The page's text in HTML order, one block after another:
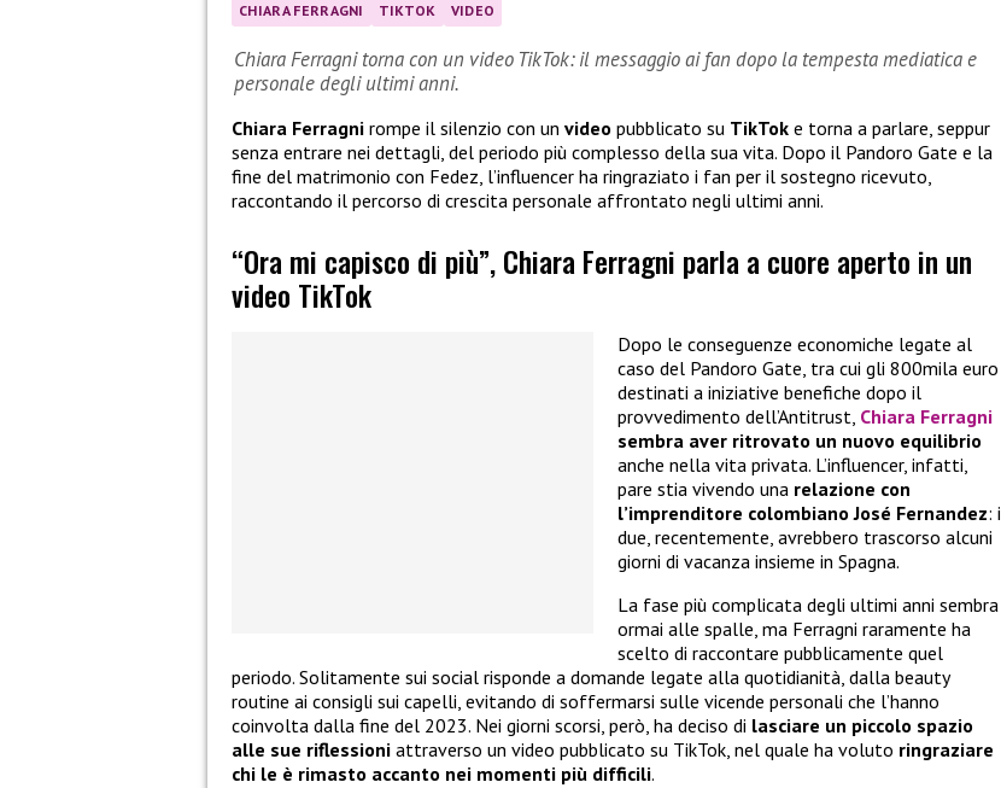
CHIARA FERRAGNI TIKTOK VIDEO
Chiara Ferragni torna con un video TikTok: il messaggio ai fan dopo la tempesta mediatica e
personale degli ultimi anni.
Chiara Ferragni rompe il silenzio con un video pubblicato su TikTok e torna a parlare, seppur
senza entrare nei dettagli, del periodo più complesso della sua vita. Dopo il Pandoro Gate e la
fine del matrimonio con Fedez, l’influencer ha ringraziato i fan per il sostegno ricevuto,
raccontando il percorso di crescita personale affrontato negli ultimi anni.
“Ora mi capisco di più”, Chiara Ferragni parla a cuore aperto in un
video TikTok
Dopo le conseguenze economiche legate al
caso del Pandoro Gate, tra cui gli 800mila euro
destinati a iniziative benefiche dopo il
provvedimento dell’Antitrust, Chiara Ferragni
sembra aver ritrovato un nuovo equilibrio
anche nella vita privata. L’influencer, infatti,
pare stia vivendo una relazione con
l’imprenditore colombiano José Fernandez: i
due, recentemente, avrebbero trascorso alcuni
giorni di vacanza insieme in Spagna.
La fase più complicata degli ultimi anni sembra
ormai alle spalle, ma Ferragni raramente ha
scelto di raccontare pubblicamente quel
periodo. Solitamente sui social risponde a domande legate alla quotidianità, dalla beauty
routine ai consigli sui capelli, evitando di soffermarsi sulle vicende personali che l’hanno
coinvolta dalla fine del 2023. Nei giorni scorsi, però, ha deciso di lasciare un piccolo spazio
alle sue riflessioni attraverso un video pubblicato su TikTok, nel quale ha voluto ringraziare
chi le è rimasto accanto nei momenti più difficili.